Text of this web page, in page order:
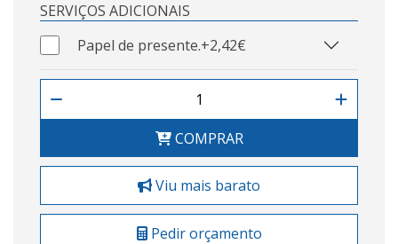
SERVIÇOS ADICIONAIS
Papel de presente.+2,42€
COMPRAR
Viu mais barato
Pedir orçamento